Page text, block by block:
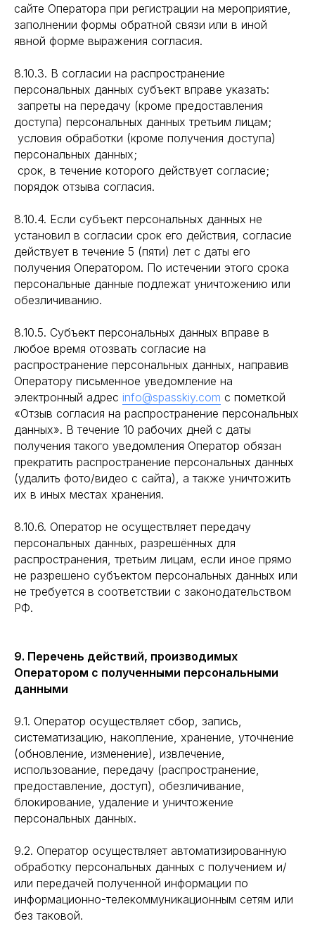
сайте Оператора при регистрации на мероприятие,
заполнении формы обратной связи или в иной
явной форме выражения согласия.
8.10.3. В согласии на распространение
персональных данных субъект вправе указать:
запреты на передачу (кроме предоставления
доступа) персональных данных третьим лицам;
условия обработки (кроме получения доступа)
персональных данных;
срок, в течение которого действует согласие;
порядок отзыва согласия.
8.10.4. Если субъект персональных данных не
установил в согласии срок его действия, согласие
действует в течение 5 (пяти) лет с даты его
получения Оператором. По истечении этого срока
персональные данные подлежат уничтожению или
обезличиванию.
8.10.5. Субъект персональных данных вправе в
любое время отозвать согласие на
распространение персональных данных, направив
Оператору письменное уведомление на
электронный адрес info@spasskiy.com с пометкой
«Отзыв согласия на распространение персональных
данных». В течение 10 рабочих дней с даты
получения такого уведомления Оператор обязан
прекратить распространение персональных данных
(удалить фото/видео с сайта), а также уничтожить
их в иных местах хранения.
8.10.6. Оператор не осуществляет передачу
персональных данных, разрешённых для
распространения, третьим лицам, если иное прямо
не разрешено субъектом персональных данных или
не требуется в соответствии с законодательством
РФ.
9. Перечень действий, производимых
Оператором с полученными персональными
данными
9.1. Оператор осуществляет сбор, запись,
систематизацию, накопление, хранение, уточнение
(обновление, изменение), извлечение,
использование, передачу (распространение,
предоставление, доступ), обезличивание,
блокирование, удаление и уничтожение
персональных данных.
9.2. Оператор осуществляет автоматизированную
обработку персональных данных с получением и/
или передачей полученной информации по
информационно-телекоммуникационным сетям или
без таковой.